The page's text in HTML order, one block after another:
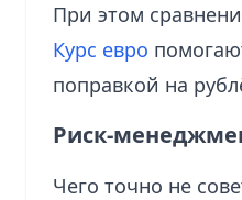
При этом
Курс евро
поправкой на
Риск-
Чего точно не